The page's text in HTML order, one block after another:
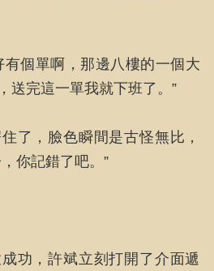
有個單啊，那邊八樓的一個大
送完這一單我就下班了。”
了，臉色瞬間是古怪無比，
你記錯了吧。”
功，許斌立刻打開了介面遞